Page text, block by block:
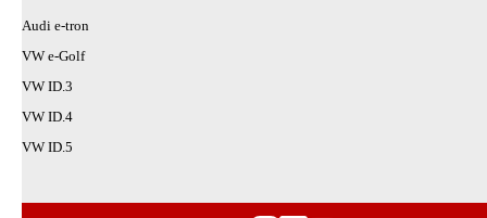
Audi e-tron
VW e-Golf
VW ID.3
VW ID.4
VW ID.5